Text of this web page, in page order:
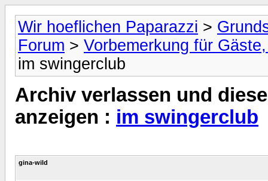
Wir hoeflichen Paparazzi >
Forum > Vorbemerkung für
im swingerclub
Archiv verlassen und
anzeigen : im swingerclub
gina-wild